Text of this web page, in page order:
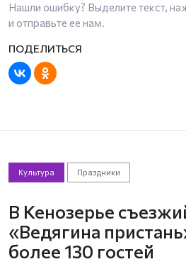
Нашли ошибку? Выделите текст,
и отправьте ее нам.
Культура Праздники
В Кенозерье
«Ведягина
более 130 гостей